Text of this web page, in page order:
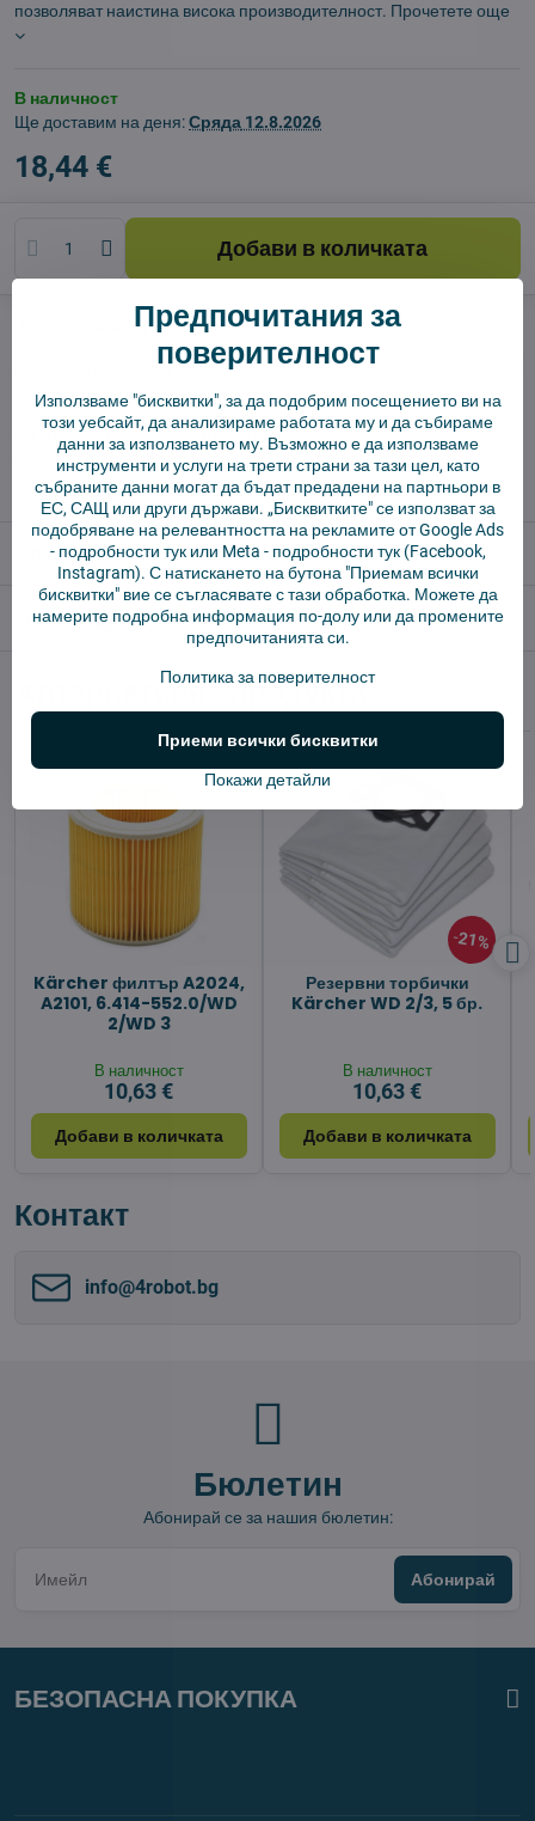
позволяват наистина висока производителност. Прочетете още
В наличност
Ще доставим на деня:Сряда 12.8.2026
18,44 €
Добави в количката
Доставки
Vysajto.sk
✅ Готов за изпращане веднага
✅ БЕЗПЛАТНА доставка над 55 EUR.
✅ 14 дни политика за връщане
Описание
Отзиви 0
Алтернативни продукти
Kärcher филтър A2024,
A2101, 6.414-552.0/WD
2/WD 3
В наличност
10,63 €
Добави в количката
21%
Резервни торбички
Kärcher WD 2/3, 5 бр.
В наличност
10,63 €
Добави в количката
Контакт
info​@4robot​.bg
Бюлетин
Абонирай се за нашия бюлетин:
Абонирай
БЕЗОПАСНА ПОКУПКА
Предпочитания за
поверителност
Използваме "бисквитки", за да подобрим посещението ви на
този уебсайт, да анализираме работата му и да събираме
данни за използването му. Възможно е да използваме
инструменти и услуги на трети страни за тази цел, като
събраните данни могат да бъдат предадени на партньори в
ЕС, САЩ или други държави. „Бисквитките" се използват за
подобряване на релевантността на рекламите от Google Ads
- подробности тукили Meta - подробности тук(Facebook,
Instagram). С натискането на бутона "Приемам всички
бисквитки" вие се съгласявате с тази обработка. Можете да
намерите подробна информация по-долу или да промените
предпочитанията си.
Политика за поверителност
Покажи детайли
Приеми всички бисквитки